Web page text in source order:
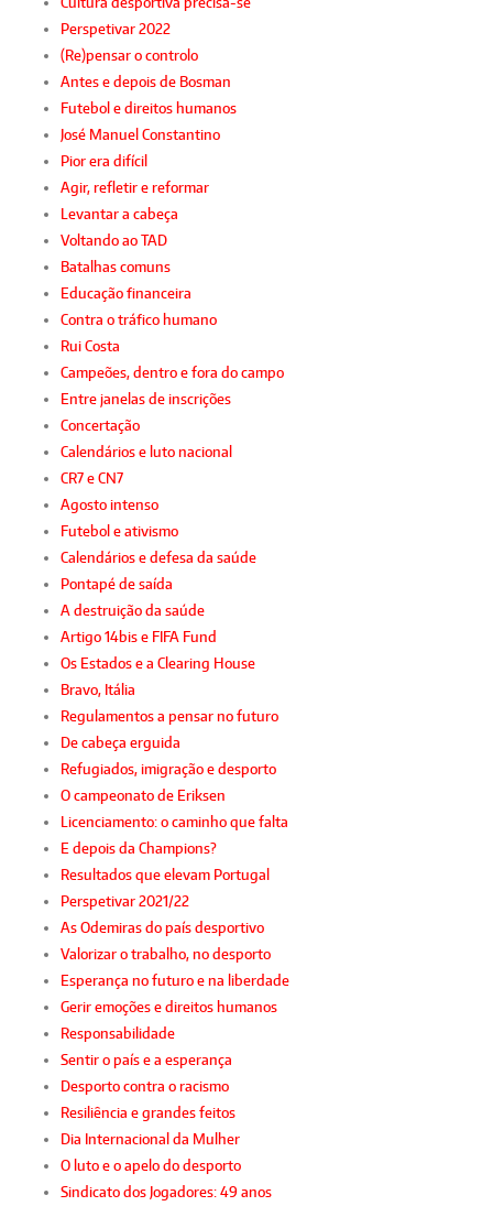
Perspetivar 2022
(Re)pensar o controlo
Antes e depois de Bosman
Futebol e direitos humanos
José Manuel Constantino
Pior era difícil
Agir, refletir e reformar
Levantar a cabeça
Voltando ao TAD
Batalhas comuns
Educação financeira
Contra o tráfico humano
Rui Costa
Campeões, dentro e fora do campo
Entre janelas de inscrições
Concertação
Calendários e luto nacional
CR7 e CN7
Agosto intenso
Futebol e ativismo
Calendários e defesa da saúde
Pontapé de saída
A destruição da saúde
Artigo 14bis e FIFA Fund
Os Estados e a Clearing House
Bravo, Itália
Regulamentos a pensar no futuro
De cabeça erguida
Refugiados, imigração e desporto
O campeonato de Eriksen
Licenciamento: o caminho que falta
E depois da Champions?
Resultados que elevam Portugal
Perspetivar 2021/22
As Odemiras do país desportivo
Valorizar o trabalho, no desporto
Esperança no futuro e na liberdade
Gerir emoções e direitos humanos
Responsabilidade
Sentir o país e a esperança
Desporto contra o racismo
Resiliência e grandes feitos
Dia Internacional da Mulher
O luto e o apelo do desporto
Sindicato dos Jogadores: 49 anos